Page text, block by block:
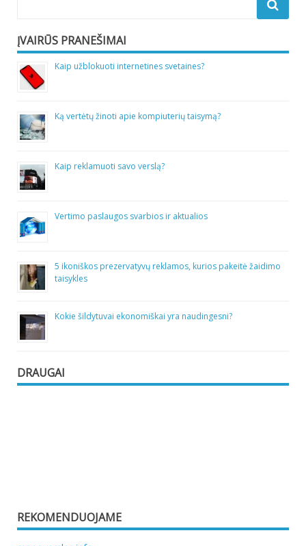
ĮVAIRŪS PRANEŠIMAI
Kaip užblokuoti internetines svetaines?
Ką vertėtų žinoti apie kompiuterių taisymą?
Kaip reklamuoti savo verslą?
Vertimo paslaugos svarbios ir aktualios
5 ikoniškos prezervatyvų reklamos, kurios pakeitė žaidimo
taisykles
Kokie šildytuvai ekonomiškai yra naudingesni?
DRAUGAI
REKOMENDUOJAME